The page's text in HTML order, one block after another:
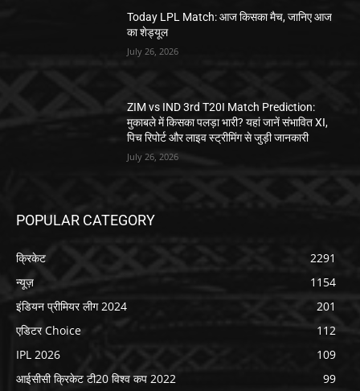
Today LPL Match: आज किसका मैच, जानिए आज
का शेड्यूल
July 26, 2026
ZIM vs IND 3rd T20I Match Prediction:
मुकाबले में किसका पलड़ा भारी? यहां जानें संभावित XI,
पिच रिपोर्ट और लाइव स्ट्रीमिंग से जुड़ी जानकारी
July 26, 2026
POPULAR CATEGORY
क्रिकेट
2291
न्यूज़
1154
इंडियन प्रीमियर लीग 2024
201
एडिटर Choice
112
IPL 2026
109
आईसीसी क्रिकेट टी20 विश्व कप 2022
99